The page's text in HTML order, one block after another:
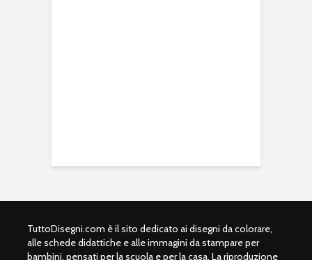
TuttoDisegni.com è il sito dedicato ai disegni da colorare,
alle schede didattiche e alle immagini da stampare per
bambini, pensati per la scuola e per la casa. La riproduzione